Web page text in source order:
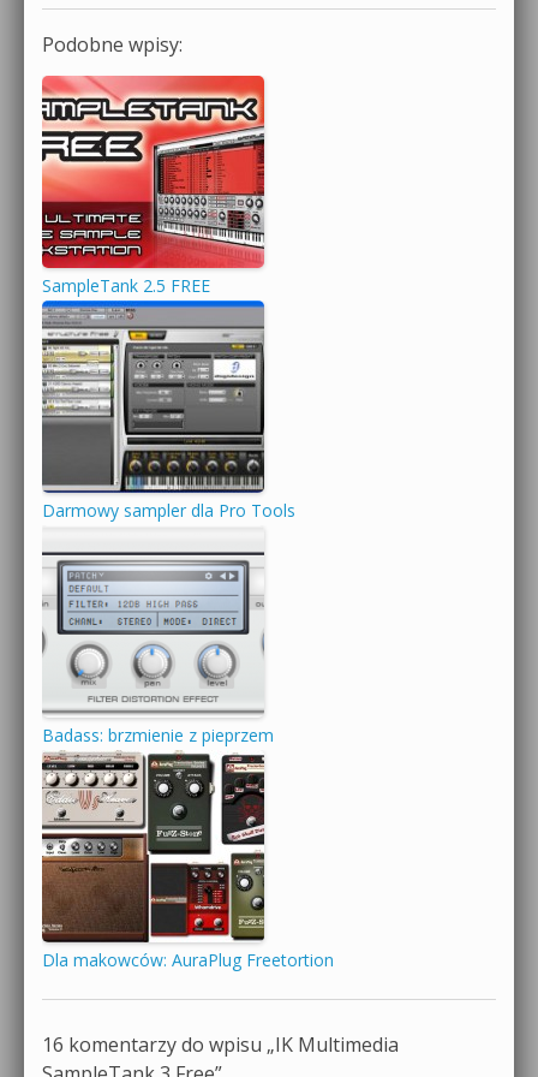
Podobne wpisy:
SampleTank 2.5 FREE
Darmowy sampler dla Pro Tools
Badass: brzmienie z pieprzem
Dla makowców: AuraPlug Freetortion
16 komentarzy do wpisu „IK Multimedia